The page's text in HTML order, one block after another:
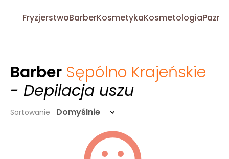
FryzjerstwoBarberKosmetykaKosmetologia
Barber Sępólno Krajeńskie
- Depilacja uszu
Sortowanie Domyślnie